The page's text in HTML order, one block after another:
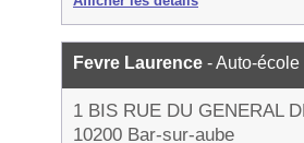
Fevre Laurence - Auto-école
1 BIS RUE DU GENERAL
10200 Bar-sur-aube